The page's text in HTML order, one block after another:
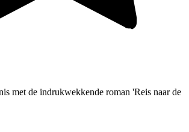
met de indrukwekkende roman 'Reis naar de